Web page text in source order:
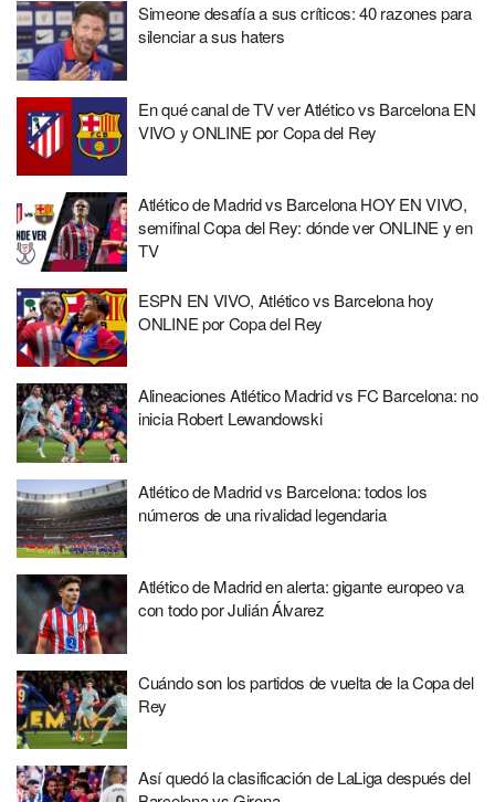
Simeone desafía a sus críticos: 40 razones para
silenciar a sus haters
En qué canal de TV ver Atlético vs Barcelona EN
VIVO y ONLINE por Copa del Rey
Atlético de Madrid vs Barcelona HOY EN VIVO,
semifinal Copa del Rey: dónde ver ONLINE y en
TV
ESPN EN VIVO, Atlético vs Barcelona hoy
ONLINE por Copa del Rey
Alineaciones Atlético Madrid vs FC Barcelona: no
inicia Robert Lewandowski
Atlético de Madrid vs Barcelona: todos los
números de una rivalidad legendaria
Atlético de Madrid en alerta: gigante europeo va
con todo por Julián Álvarez
Cuándo son los partidos de vuelta de la Copa del
Rey
Así quedó la clasificación de LaLiga después del